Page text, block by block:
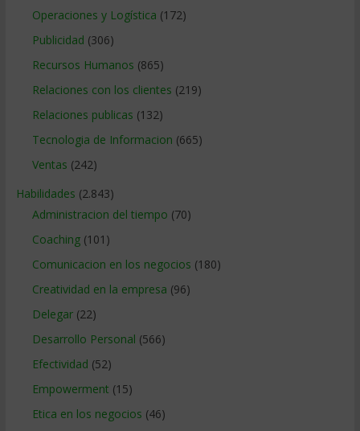
Operaciones y Logística (172)
Publicidad (306)
Recursos Humanos (865)
Relaciones con los clientes (219)
Relaciones publicas (132)
Tecnologia de Informacion (665)
Ventas (242)
Habilidades (2.843)
Administracion del tiempo (70)
Coaching(101)
Comunicacion en los negocios (180)
Creatividad en la empresa (96)
Delegar(22)
Desarrollo Personal (566)
Efectividad (52)
Empowerment (15)
Etica en los negocios (46)